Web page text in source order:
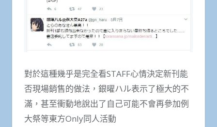
對於這種幾乎是完全看STAFF心情決定新刊能
否現場銷售的做法，銀曜ハル表示了極大的不
滿，甚至衝動地說出了自己可能不會再參加例
大祭等東方Only同人活動